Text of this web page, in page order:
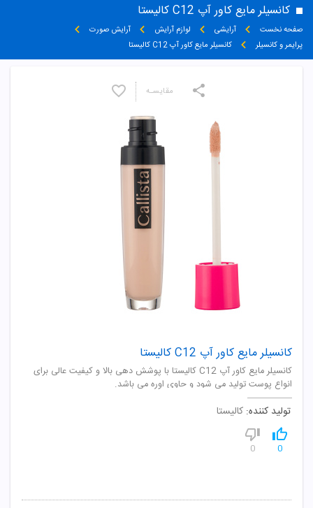
کانسیلر مایع کاور آپ C12 کالیستا
صفحه نخست آرایشی لوازم آرایش
آرایش صورت
پرایمر و کانسیلر
کانسیلر مایع کاور آپ C12 کالیستا
کانسیلر مایع کاور آپ C12 کالیستا
کانسیلر مایع کاور آپ C12 کالیستا با پوشش دهی بالا و کیفیت عالی برای
انواع پوست تولید می شود و حاوی اوره می باشد.
تولید کننده: کالیستا
0
0
مقایسـه